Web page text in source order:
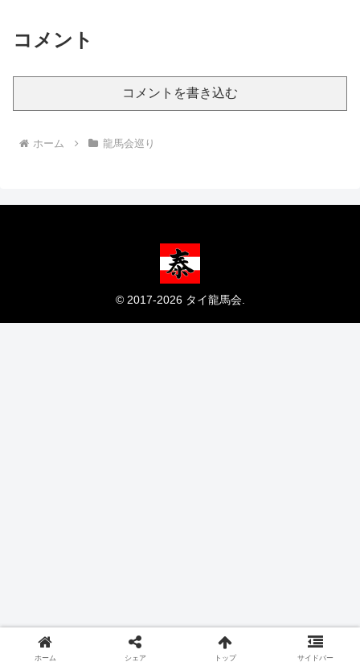
コメント
コメントを書き込む
ホーム 龍馬会巡り
© 2017-2026 タイ龍馬会.
ホーム シェア トップ サイドバー